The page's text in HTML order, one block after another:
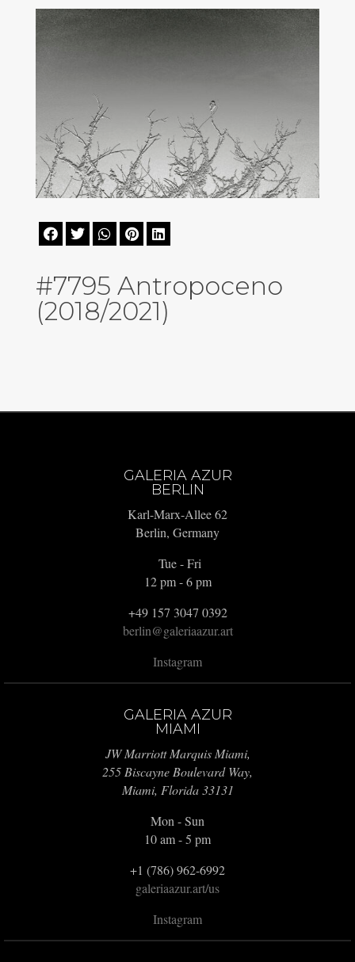
    
#7795 Antropoceno
(2018/2021)
GALERIA AZUR
BERLIN
Karl-Marx-Allee 62
Berlin, Germany
Tue - Fri
12 pm - 6 pm
+49 157 3047 0392
berlin@galeriaazur.art
Instagram
GALERIA AZUR
MIAMI
JW Marriott Marquis Miami,
255 Biscayne Boulevard Way,
Miami, Florida 33131
Mon - Sun
10 am - 5 pm
+1 (786) 962-6992
galeriaazur.art/us
Instagram